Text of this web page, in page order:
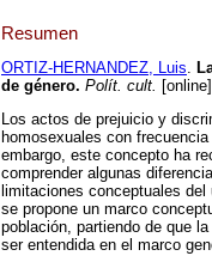
Resumen
ORTIZ-HERNANDEZ, Luis.
de género. Polít. cult.
Los actos de prejuicio y
homosexuales con
embargo, este concepto ha
comprender algunas
limitaciones conceptuales
se propone un marco
población, partiendo de que
ser entendida en el marco